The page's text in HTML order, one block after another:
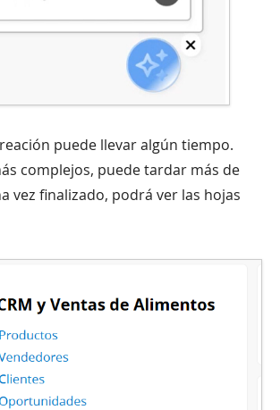
puede llevar algún tiempo.
complejos, puede tardar más de
vez finalizado, podrá ver las hojas